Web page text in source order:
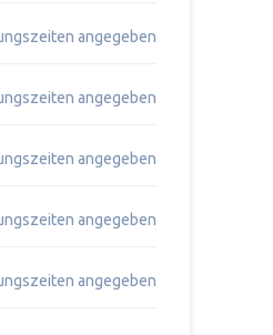
angegeben
angegeben
angegeben
angegeben
angegeben